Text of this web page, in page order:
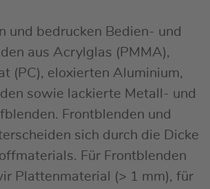
und bedrucken Bedien- und
aus Acrylglas (PMMA),
(PC), eloxierten Aluminium,
sowie lackierte Metall- und
Frontblenden und
sich durch die Dicke
Für Frontblenden
Plattenmaterial (> 1 mm), für